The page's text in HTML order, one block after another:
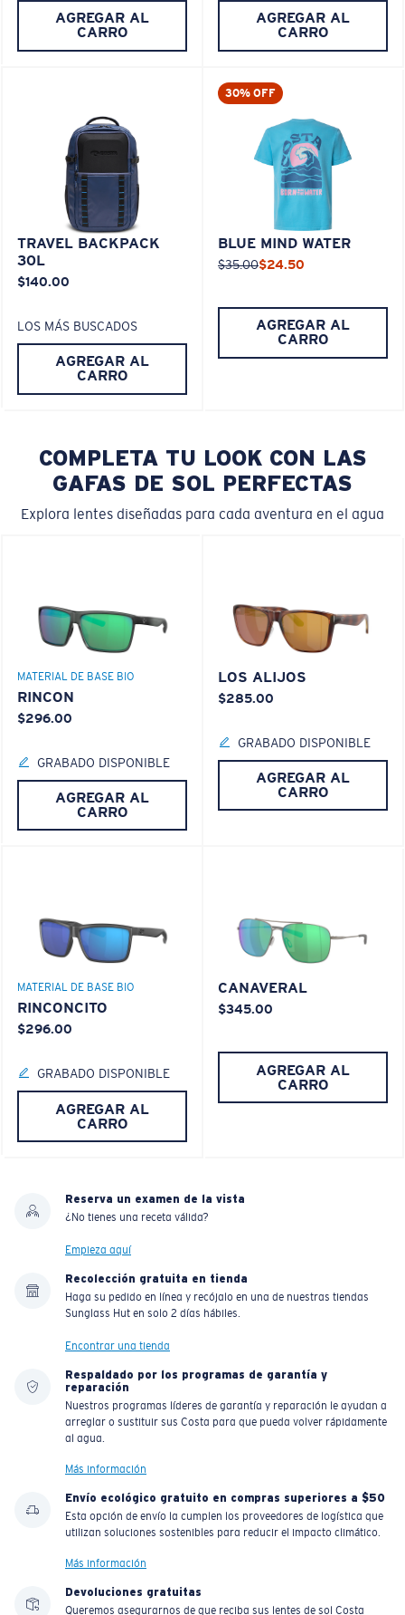
AGREGAR AL
CARRO
AGREGAR AL
CARRO
TRAVEL BACKPACK
30L
$140.00
LOS MÁS BUSCADOS
AGREGAR AL
CARRO
30% OFF
BLUE MIND WATER
$35.00$24.50
AGREGAR AL
CARRO
COMPLETA TU LOOK CON LAS
GAFAS DE SOL PERFECTAS
Explora lentes diseñadas para cada aventura en el agua
MATERIAL DE BASE BIO
RINCON
$296.00
GRABADO DISPONIBLE
AGREGAR AL
CARRO
LOS ALIJOS
$285.00
GRABADO DISPONIBLE
AGREGAR AL
CARRO
MATERIAL DE BASE BIO
RINCONCITO
$296.00
GRABADO DISPONIBLE
AGREGAR AL
CARRO
CANAVERAL
$345.00
AGREGAR AL
CARRO
Reserva un examen de la vista
¿No tienes una receta válida?
Empieza aquí
Recolección gratuita en tienda
Haga su pedido en línea y recójalo en una de nuestras tiendas
Sunglass Hut en solo 2 días hábiles.
Encontrar una tienda
Respaldado por los programas de garantía y
reparación
Nuestros programas líderes de garantía y reparación le ayudan a
arreglar o sustituir sus Costa para que pueda volver rápidamente
al agua.
Más información
Envío ecológico gratuito en compras superiores a $50
Esta opción de envío la cumplen los proveedores de logística que
utilizan soluciones sostenibles para reducir el impacto climático.
Más información
Devoluciones gratuitas
Queremos asegurarnos de que reciba sus lentes de sol Costa